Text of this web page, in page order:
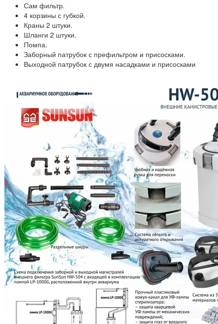
Сам фильтр.
4 корзины с губкой.
Краны 2 штуки.
Шланги 2 штуки.
Помпа.
Заборный патрубок с префильтром и присосками.
Выходной патрубок с двумя насадками и присосками